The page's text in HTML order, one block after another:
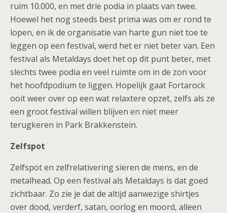
ruim 10.000, en met drie podia in plaats van twee.
Hoewel het nog steeds best prima was om er rond te
lopen, en ik de organisatie van harte gun niet toe te
leggen op een festival, werd het er niet beter van. Een
festival als Metaldays doet het op dit punt beter, met
slechts twee podia en veel ruimte om in de zon voor
het hoofdpodium te liggen. Hopelijk gaat Fortarock
ooit weer over op een wat relaxtere opzet, zelfs als ze
een groot festival willen blijven en niet meer
terugkeren in Park Brakkenstein.
Zelfspot
Zelfspot en zelfrelativering sieren de mens, en de
metalhead. Op een festival als Metaldays is dat goed
zichtbaar. Zo zie je dat de altijd aanwezige shirtjes
over dood, verderf, satan, oorlog en moord, alleen